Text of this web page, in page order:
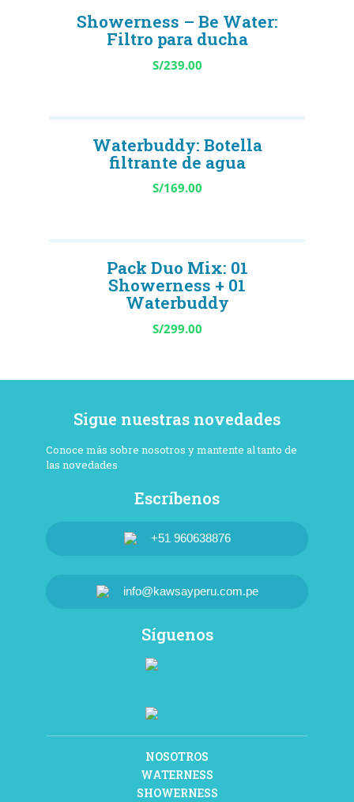
Showerness – Be Water:
Filtro para ducha
S/239.00
Waterbuddy: Botella
filtrante de agua
S/169.00
Pack Duo Mix: 01
Showerness + 01
Waterbuddy
S/299.00
Sigue nuestras novedades
Conoce más sobre nosotros y mantente al tanto de
las novedades
Escríbenos
+51 960638876
info@kawsayperu.com.pe
Síguenos
NOSOTROS
WATERNESS
SHOWERNESS